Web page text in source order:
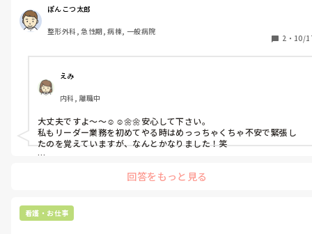
師長さんは大丈夫しか言わないし、上の先輩はほんとにやらせて
大丈夫？と噂してます…
まだまだ半人前で同期の中で自分が一番ぽんこつですし不安しか
ない、どうなることやら…
ぽんこつ太郎
整形外科, 急性期, 病棟, 一般病院
2 ・ 10/
えみ
内科, 離職中
大丈夫ですよ～～☺️☺️🌼🌼安心して下さい。
私もリーダー業務を初めてやる時はめっっちゃくちゃ不安で緊張し
たのを覚えていますが、なんとかなりました！笑
りの新人でしたよ。なのでリーダー業務も最初はとても大変でした
ー業務を回してるかよく観察する、全体を見る、私はこの辺を心が
けてやってました。
回答をもっと見る
看護・お仕事